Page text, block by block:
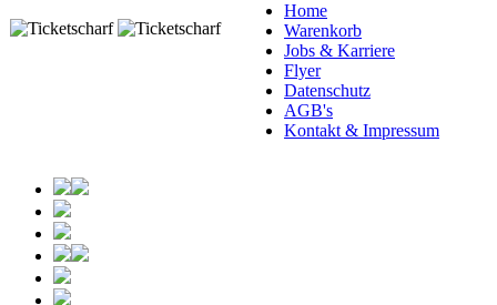
Home
Warenkorb
Jobs & Karriere
Flyer
Datenschutz
AGB's
Kontakt & Impressum